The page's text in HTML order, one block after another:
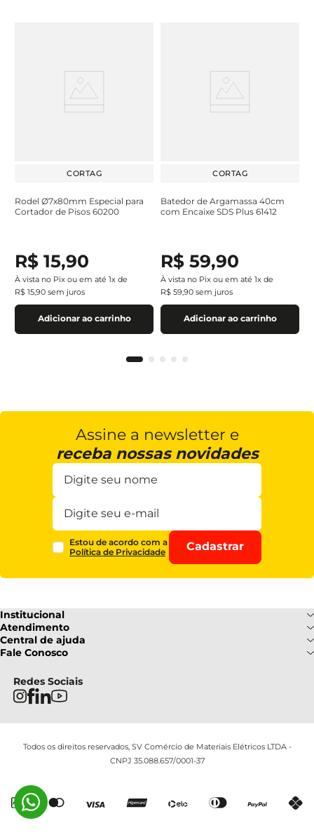
CORTAG
Rodel Ø7x80mm Especial para
Cortador de Pisos 60200
R$ 15,90
À vista no Pix ou em até 1x de
R$ 15,90 sem juros
Adicionar ao carrinho
CORTAG
Batedor de Argamassa 40cm
com Encaixe SDS Plus 61412
R$ 59,90
À vista no Pix ou em até 1x de
R$ 59,90 sem juros
Adicionar ao carrinho
Assine a newsletter e
receba nossas novidades
Estou de acordo com a
Política de Privacidade
Cadastrar
Institucional
Sobre Nós
Nossas Lojas
Privacidade e Segurança
Termos e Condições
Atendimento
Formas de pagamento
Regulamentos
Central de ajuda
Fale Conosco
Frete e Entrega
Troca e Devoluções
Fale Conosco
(085) 3214-7900
Segunda a Sexta: 08h as 18h |
Sábado : 08h ás 12h
Redes Sociais
Todos os direitos reservados, SV Comércio de Materiais Elétricos LTDA -
CNPJ 35.088.657/0001-37